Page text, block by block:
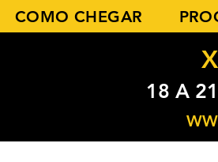
COMO CHEGAR
18 A